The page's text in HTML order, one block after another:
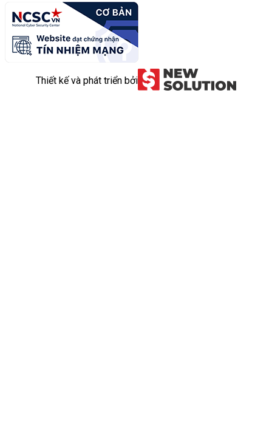
Thiết kế và phát triển bởi